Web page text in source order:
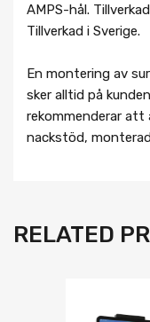
AMPS-hål.
Tillverkad i Sverige.
En montering av
sker alltid på
rekommenderar
nackstöd,
RELATED